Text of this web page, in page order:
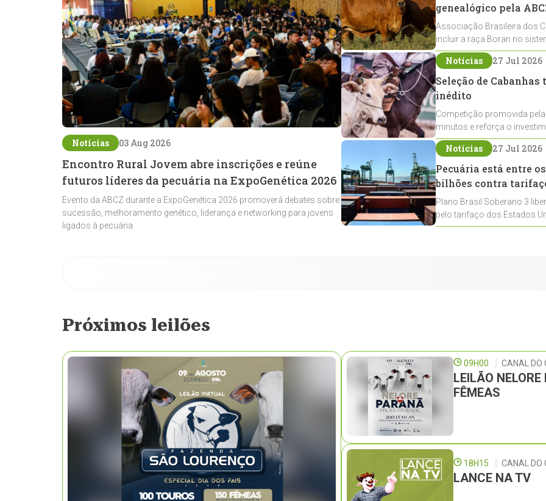
Notícias 03 Aug 2026
Encontro Rural Jovem abre inscrições e reúne
futuros líderes da pecuária na ExpoGenética 2026
Evento da ABCZ durante a ExpoGenética 2026 promoverá debates sobre
sucessão, melhoramento genético, liderança e networking para jovens
ligados à pecuária
genealógico pela
Associação Brasileira dos
incluir a raça Boran no
expansão na pecuária
Notícias 27 Jul 2026
Seleção de
inédito
Competição promovida
minutos e reforça o
Crioulos voltados ao laço
Notícias 27 Jul 2026
Pecuária está entre
bilhões contra
Plano Brasil Soberano 3
pelo tarifaço dos Estados
contemplados
Próximos leilões
09H00 CANAL DO
LEILÃO
FÊMEAS
18H15 CANAL DO
LANCE NA TV